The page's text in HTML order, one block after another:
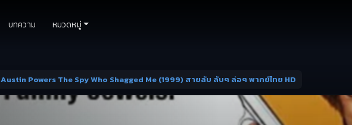
บทความ หมวดหมู่
Austin Powers The Spy Who Shagged Me (1999) สายลับ ลับๆ ล่อๆ พากย์ไทย HD